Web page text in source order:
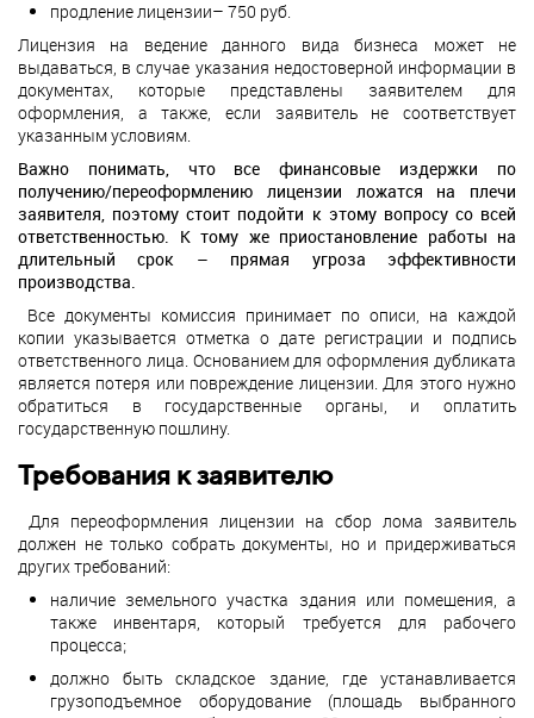
продление лицензии– 750 руб.
Лицензия на ведение данного вида бизнеса может не
выдаваться, в случае указания недостоверной информации в
документах, которые представлены заявителем для
оформления, а также, если заявитель не соответствует
указанным условиям.
Важно понимать, что все финансовые издержки по
получению/переоформлению лицензии ложатся на плечи
заявителя, поэтому стоит подойти к этому вопросу со всей
ответственностью. К тому же приостановление работы на
длительный срок – прямая угроза эффективности
производства.
Все документы комиссия принимает по описи, на каждой
копии указывается отметка о дате регистрации и подпись
ответственного лица. Основанием для оформления дубликата
является потеря или повреждение лицензии. Для этого нужно
обратиться в государственные органы, и оплатить
государственную пошлину.
Требования к заявителю
Для переоформления лицензии на сбор лома заявитель
должен не только собрать документы, но и придерживаться
других требований:
наличие земельного участка здания или помещения, а
также инвентаря, который требуется для рабочего
процесса;
должно быть складское здание, где устанавливается
грузоподъемное оборудование (площадь выбранного